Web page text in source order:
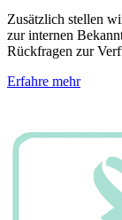
Zusätzlich stellen
zur internen
Rückfragen zur
Erfahre mehr